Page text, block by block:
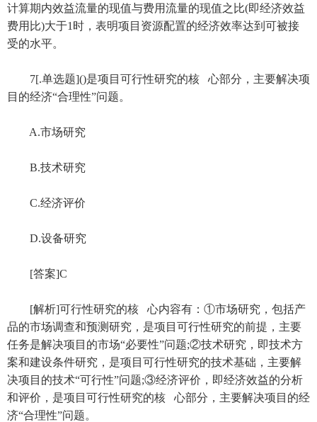
计算期内效益流量的现值与费用流量的现值之比(即经济效益
费用比)大于1时，表明项目资源配置的经济效率达到可被接
受的水平。
7[.单选题]()是项目可行性研究的核 心部分，主要解决项
目的经济“合理性”问题。
A.市场研究
B.技术研究
C.经济评价
D.设备研究
[答案]C
[解析]可行性研究的核 心内容有：①市场研究，包括产
品的市场调查和预测研究，是项目可行性研究的前提，主要
任务是解决项目的市场“必要性”问题;②技术研究，即技术方
案和建设条件研究，是项目可行性研究的技术基础，主要解
决项目的技术“可行性”问题;③经济评价，即经济效益的分析
和评价，是项目可行性研究的核 心部分，主要解决项目的经
济“合理性”问题。